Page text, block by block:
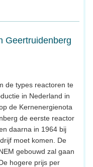
Geertruidenberg
de types reactoren te
in Nederland in
de Kernenergienota
de eerste reactor
daarna in 1964 bij
moet komen. De
gebouwd zal gaan
hogere prijs per